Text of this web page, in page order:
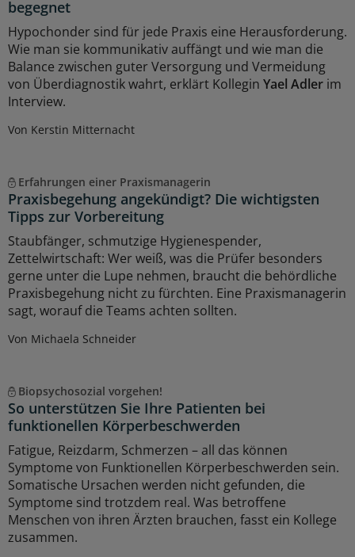
begegnet
Hypochonder sind für jede Praxis eine Herausforderung.
Wie man sie kommunikativ auffängt und wie man die
Balance zwischen guter Versorgung und Vermeidung
von Überdiagnostik wahrt, erklärt Kollegin Yael Adler im
Interview.
Von Kerstin Mitternacht
Erfahrungen einer Praxismanagerin
Praxisbegehung angekündigt? Die wichtigsten
Tipps zur Vorbereitung
Staubfänger, schmutzige Hygienespender,
Zettelwirtschaft: Wer weiß, was die Prüfer besonders
gerne unter die Lupe nehmen, braucht die behördliche
Praxisbegehung nicht zu fürchten. Eine Praxismanagerin
sagt, worauf die Teams achten sollten.
Von Michaela Schneider
Biopsychosozial vorgehen!
So unterstützen Sie Ihre Patienten bei
funktionellen Körperbeschwerden
Fatigue, Reizdarm, Schmerzen – all das können
Symptome von Funktionellen Körperbeschwerden sein.
Somatische Ursachen werden nicht gefunden, die
Symptome sind trotzdem real. Was betroffene
Menschen von ihren Ärzten brauchen, fasst ein Kollege
zusammen.